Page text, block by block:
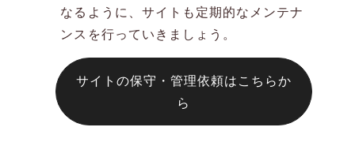
なるように、サイトも定期的なメンテナ
ンスを行っていきましょう。
サイトの保守・管理依頼はこちらか
ら